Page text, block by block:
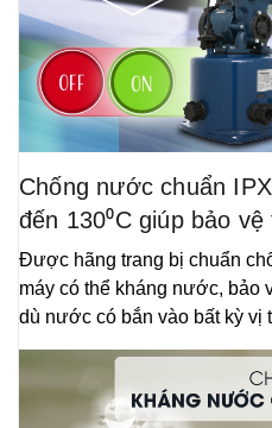
Chống nước chuẩn
đến 130⁰C giúp bảo vệ
Được hãng trang bị chuẩn
máy có thể kháng nước, bảo
dù nước có bắn vào bất kỳ vị